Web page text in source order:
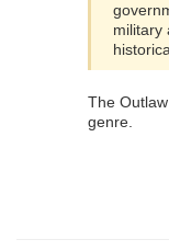
military
The
genre.